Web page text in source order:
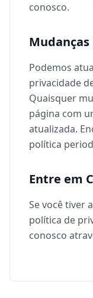
conosco.
Podemos
privacidade
Quaisquer
página com
atualizada.
política
Entre em
Se você tiver
política de
conosco